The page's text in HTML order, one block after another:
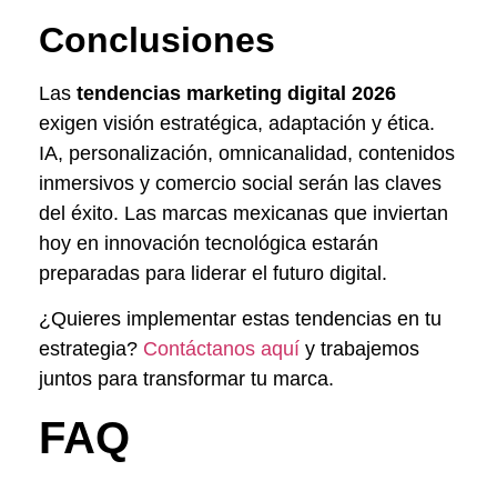
Conclusiones
Las tendencias marketing digital 2026
exigen visión estratégica, adaptación y ética.
IA, personalización, omnicanalidad, contenidos
inmersivos y comercio social serán las claves
del éxito. Las marcas mexicanas que inviertan
hoy en innovación tecnológica estarán
preparadas para liderar el futuro digital.
¿Quieres implementar estas tendencias en tu
estrategia? Contáctanos aquí y trabajemos
juntos para transformar tu marca.
FAQ